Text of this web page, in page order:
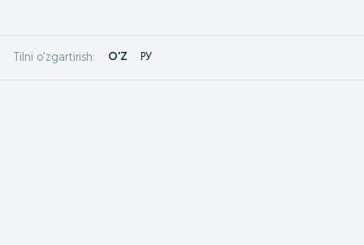
Tilni o'zgartirish: O'Z РУ